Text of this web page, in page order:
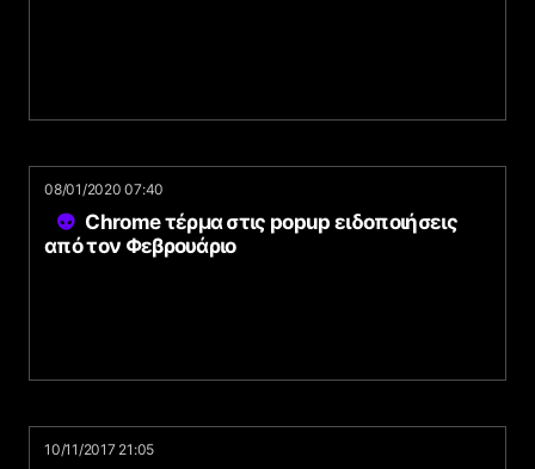
08/01/2020 07:40
Chrome τέρμα στις popup ειδοποιήσεις
από τον Φεβρουάριο
10/11/2017 21:05